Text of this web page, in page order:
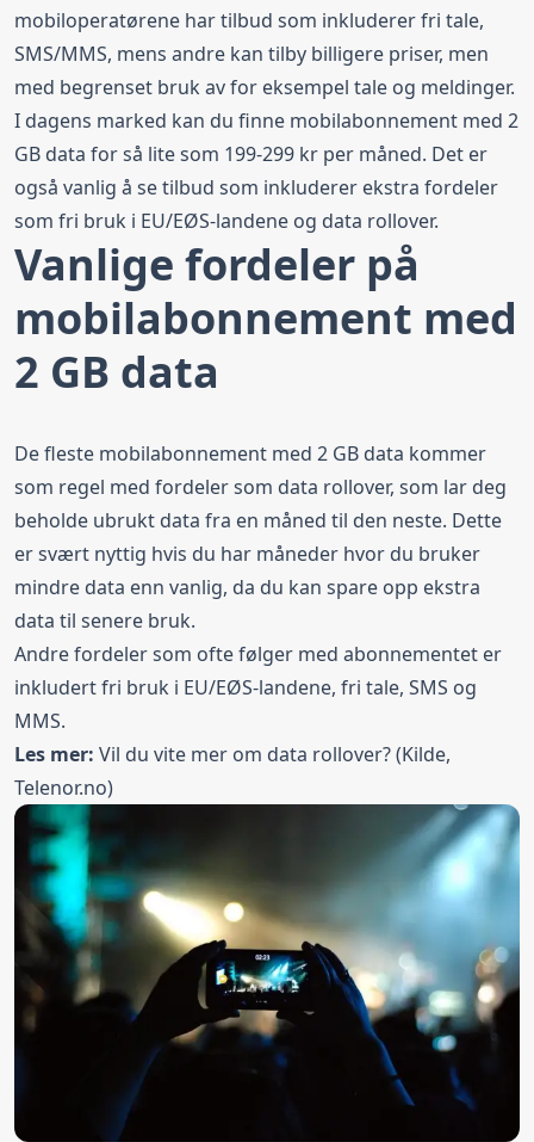
mobiloperatørene har tilbud som inkluderer fri tale,
SMS/MMS, mens andre kan tilby billigere priser, men
med begrenset bruk av for eksempel tale og meldinger.
I dagens marked kan du finne mobilabonnement med 2
GB data for så lite som 199-299 kr per måned. Det er
også vanlig å se tilbud som inkluderer ekstra fordeler
som fri bruk i EU/EØS-landene og data rollover.
Vanlige fordeler på
mobilabonnement med
2 GB data
De fleste mobilabonnement med 2 GB data kommer
som regel med fordeler som data rollover, som lar deg
beholde ubrukt data fra en måned til den neste. Dette
er svært nyttig hvis du har måneder hvor du bruker
mindre data enn vanlig, da du kan spare opp ekstra
data til senere bruk.
Andre fordeler som ofte følger med abonnementet er
inkludert fri bruk i EU/EØS-landene, fri tale, SMS og
MMS.
Les mer: Vil du vite mer om data rollover?(Kilde,
Telenor.no)